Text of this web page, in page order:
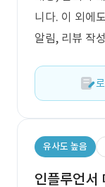
니다. 이 외에
알림, 리뷰 작
유사도 높음
인플루언서